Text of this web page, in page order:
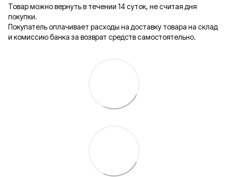
Товар можно вернуть в течении 14 суток, не считая дня
покупки.
Покупатель оплачивает расходы на доставку товара на склад
и комиссию банка за возврат средств самостоятельно.